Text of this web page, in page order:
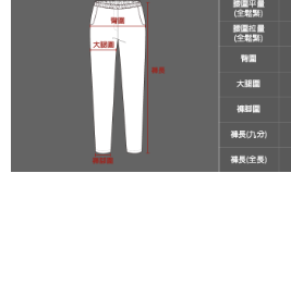
購買商品的店家。未經商家同意取消之訂單
後付繳納相關費用。
※ 交易是否成功請以「AFTEE先享後付 」之
是否繳費成功／繳費後需取消欲退款等相關
客戶支援中心」 https://
【注意事項】
１．透過由恩沛科技股份有限公司提供之「
易，需依本服務之必要範圍內提供個人資料
３．未成年的使用者請事先徵得法定代理人
每筆NT$100，滿NT$3,000(含以上)免運